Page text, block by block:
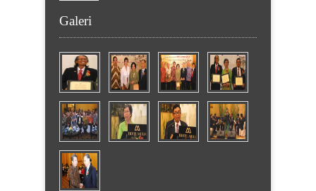
Galeri